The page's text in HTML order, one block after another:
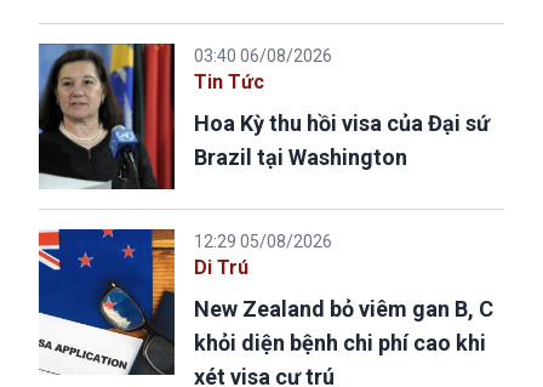
03:40 06/08/2026
Tin Tức
Hoa Kỳ thu hồi visa của Đại sứ
Brazil tại Washington
12:29 05/08/2026
Di Trú
New Zealand bỏ viêm gan B, C
khỏi diện bệnh chi phí cao khi
xét visa cư trú